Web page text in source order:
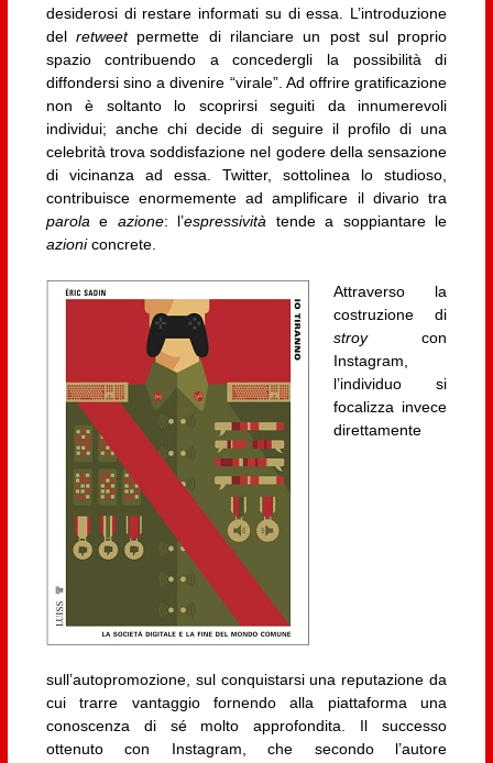
desiderosi di restare informati su di essa. L’introduzione
delretweetpermette di rilanciare un post sul proprio
spazio contribuendo a concedergli la possibilità di
diffondersi sino a divenire “virale”. Ad offrire gratificazione
non è soltanto lo scoprirsi seguiti da innumerevoli
individui; anche chi decide di seguire il profilo di una
celebrità trova soddisfazione nel godere della sensazione
di vicinanza ad essa. Twitter, sottolinea lo studioso,
contribuisce enormemente ad amplificare il divario tra
parola e azione: l’espressività tende a soppiantare le
azioniconcrete.
Attraverso la
costruzione di
stroycon
Instagram,
l’individuo si
focalizza invece
direttamente
sull’autopromozione, sul conquistarsi una reputazione da
cui trarre vantaggio fornendo alla piattaforma una
conoscenza di sé molto approfondita. Il successo
ottenuto con Instagram, che secondo l’autore